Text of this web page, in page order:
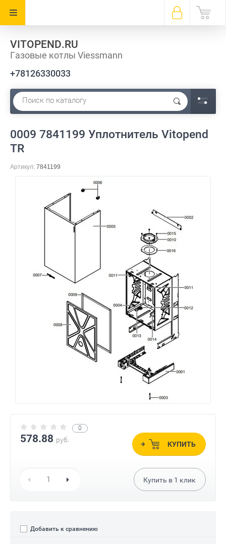
VITOPEND.RU
Газовые котлы Viessmann
+78126330033
0009 7841199 Уплотнитель Vitopend
TR
Артикул: 7841199
0
578.88 руб.
КУПИТЬ
Купить в 1 клик
Добавить к сравнению